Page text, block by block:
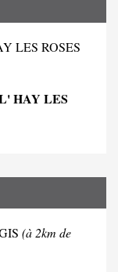
LES ROSES
HAY LES
(à 2km de